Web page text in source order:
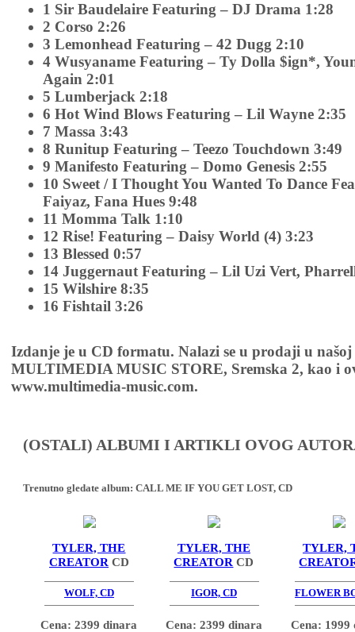
1 Sir Baudelaire Featuring – DJ Drama 1:28
2 Corso 2:26
3 Lemonhead Featuring – 42 Dugg 2:10
4 Wusyaname Featuring – Ty Dolla $ign*,
Again 2:01
5 Lumberjack 2:18
6 Hot Wind Blows Featuring – Lil Wayne 2:35
7 Massa 3:43
8 Runitup Featuring – Teezo Touchdown 3:49
9 Manifesto Featuring – Domo Genesis 2:55
10 Sweet / I Thought You Wanted To Dance
Faiyaz, Fana Hues 9:48
11 Momma Talk 1:10
12 Rise! Featuring – Daisy World (4) 3:23
13 Blessed 0:57
14 Juggernaut Featuring – Lil Uzi Vert,
15 Wilshire 8:35
16 Fishtail 3:26
Izdanje je u CD formatu. Nalazi se u prodaji u
MULTIMEDIA MUSIC STORE, Sremska 2, kao i
www.multimedia-music.com.
(OSTALI) ALBUMI I ARTIKLI OVOG
Trenutno gledate album: CALL ME IF YOU GET LOST, CD
TYLER, THE
CREATOR CD
WOLF, CD
Cena: 2399 dinara
TYLER, THE
CREATOR CD
IGOR, CD
Cena: 2399 dinara
TYLER,
FLOWER
Cena: 1999